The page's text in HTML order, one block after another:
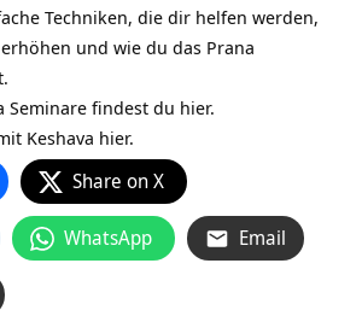
Techniken, die dir helfen werden,
und wie du das Prana
Seminare findest du hier.
Keshava hier.
Share on X
WhatsApp Email